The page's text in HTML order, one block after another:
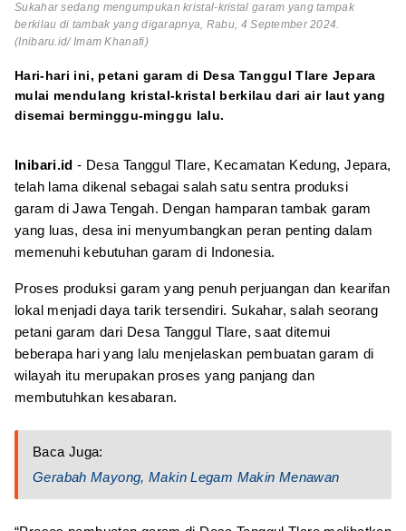
Sukahar sedang mengumpukan kristal-kristal garam yang tampak
berkilau di tambak yang digarapnya, Rabu, 4 September 2024.
(Inibaru.id/ Imam Khanafi)
Hari-hari ini, petani garam di Desa Tanggul Tlare Jepara
mulai mendulang kristal-kristal berkilau dari air laut yang
disemai berminggu-minggu lalu.
Inibari.id - Desa Tanggul Tlare, Kecamatan Kedung, Jepara,
telah lama dikenal sebagai salah satu sentra produksi
garam di Jawa Tengah. Dengan hamparan tambak garam
yang luas, desa ini menyumbangkan peran penting dalam
memenuhi kebutuhan garam di Indonesia.
Proses produksi garam yang penuh perjuangan dan kearifan
lokal menjadi daya tarik tersendiri. Sukahar, salah seorang
petani garam dari Desa Tanggul Tlare, saat ditemui
beberapa hari yang lalu menjelaskan pembuatan garam di
wilayah itu merupakan proses yang panjang dan
membutuhkan kesabaran.
Baca Juga:
Gerabah Mayong, Makin Legam Makin Menawan